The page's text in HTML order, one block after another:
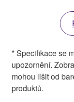
* Specifikace se
upozornění.
mohou lišit od
produktů.